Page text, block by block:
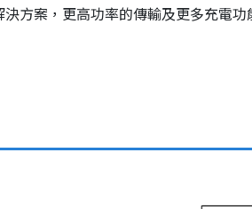
方案，更高功率的傳輸及更多充電功